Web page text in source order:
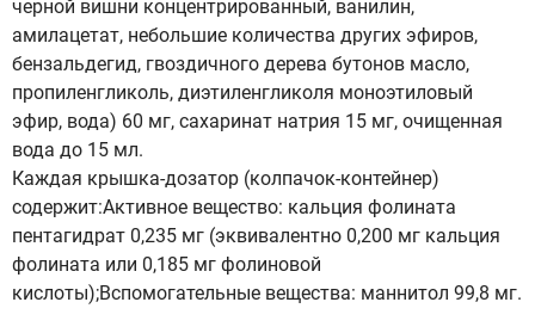
черной вишни концентрированный, ванилин,
амилацетат, небольшие количества других эфиров,
бензальдегид, гвоздичного дерева бутонов масло,
пропиленгликоль, диэтиленгликоля моноэтиловый
эфир, вода) 60 мг, сахаринат натрия 15 мг, очищенная
вода до 15 мл.
Каждая крышка-дозатор (колпачок-контейнер)
содержит:Активное вещество: кальция фолината
пентагидрат 0,235 мг (эквивалентно 0,200 мг кальция
фолината или 0,185 мг фолиновой
кислоты);Вспомогательные вещества: маннитол 99,8 мг.